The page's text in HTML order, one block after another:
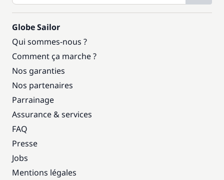
Globe Sailor
Qui sommes-nous ?
Comment ça marche ?
Nos garanties
Nos partenaires
Parrainage
Assurance & services
FAQ
Presse
Jobs
Mentions légales